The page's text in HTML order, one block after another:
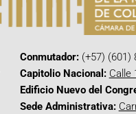
Conmutador:(+57) (601)
Capitolio Nacional: Calle
Edificio Nuevo del
Sede Administrativa: